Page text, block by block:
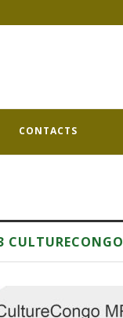
CONTACTS
CULTURECONGO